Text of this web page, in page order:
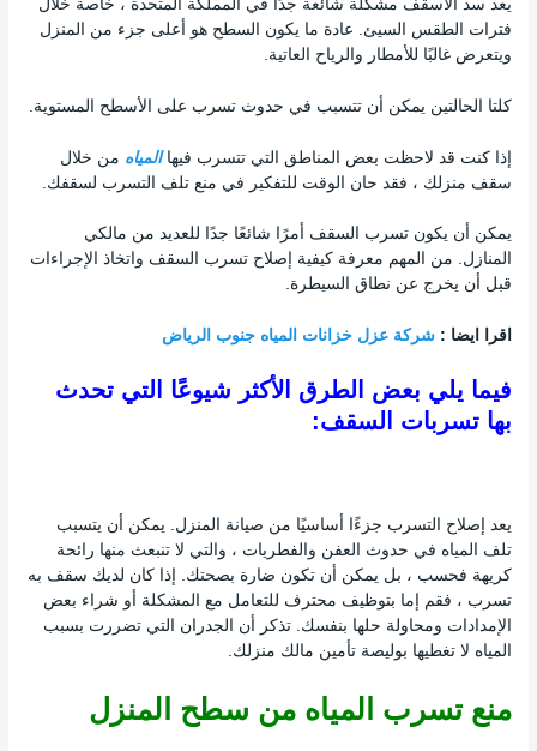
يعد سد الأسقف مشكلة شائعة جدًا في المملكة المتحدة ، خاصة خلال
فترات الطقس السيئ. عادة ما يكون السطح هو أعلى جزء من المنزل
ويتعرض غالبًا للأمطار والرياح العاتية.
كلتا الحالتين يمكن أن تتسبب في حدوث تسرب على الأسطح المستوية.
إذا كنت قد لاحظت بعض المناطق التي تتسرب فيهاالمياه من خلال
سقف منزلك ، فقد حان الوقت للتفكير في منع تلف التسرب لسقفك.
يمكن أن يكون تسرب السقف أمرًا شائعًا جدًا للعديد من مالكي
المنازل. من المهم معرفة كيفية إصلاح تسرب السقف واتخاذ الإجراءات
قبل أن يخرج عن نطاق السيطرة.
اقرا ايضا :شركة عزل خزانات المياه جنوب الرياض
فيما يلي بعض الطرق الأكثر شيوعًا التي تحدث
بها تسربات السقف:
يعد إصلاح التسرب جزءًا أساسيًا من صيانة المنزل. يمكن أن يتسبب
تلف المياه في حدوث العفن والفطريات ، والتي لا تنبعث منها رائحة
كريهة فحسب ، بل يمكن أن تكون ضارة بصحتك. إذا كان لديك سقف به
تسرب ، فقم إما بتوظيف محترف للتعامل مع المشكلة أو شراء بعض
الإمدادات ومحاولة حلها بنفسك. تذكر أن الجدران التي تضررت بسبب
المياه لا تغطيها بوليصة تأمين مالك منزلك.
منع تسرب المياه من سطح المنزل